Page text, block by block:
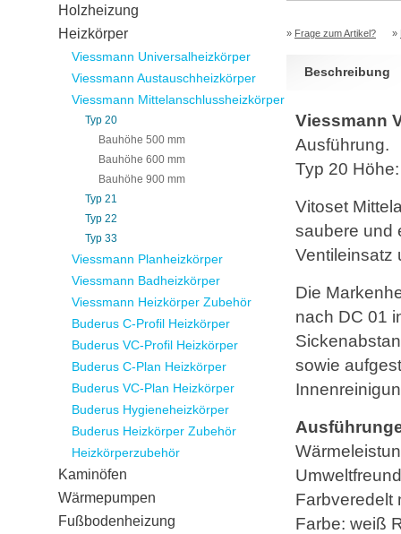
» Frage zum Artikel? »
Beschreibung
Viessmann
Ausführung.
Typ 20
Vitoset
saubere und
Ventileinsatz
Die
nach DC 01
sowie
Farbveredelt
Farbe: weiß
Holzheizung
Heizkörper
Viessmann Universalheizkörper
Viessmann Austauschheizkörper
Viessmann Mittelanschlussheizkörper
Typ 20
Bauhöhe 500 mm
Bauhöhe 600 mm
Bauhöhe 900 mm
Typ 21
Typ 22
Typ 33
Viessmann Planheizkörper
Viessmann Badheizkörper
Viessmann Heizkörper Zubehör
Buderus C-Profil Heizkörper
Buderus VC-Profil Heizkörper
Buderus C-Plan Heizkörper
Buderus VC-Plan Heizkörper
Buderus Hygieneheizkörper
Buderus Heizkörper Zubehör
Heizkörperzubehör
Kaminöfen
Wärmepumpen
Fußbodenheizung